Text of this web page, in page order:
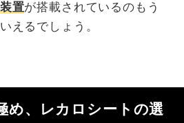
置が搭載されているのもう
えるでしょう。
め、レカロシートの選